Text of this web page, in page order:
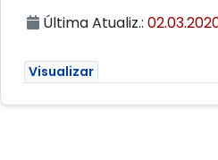
Última Atualiz.:
Visualizar